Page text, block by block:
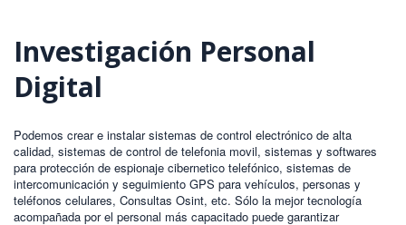
Investigación Personal
Digital
Podemos crear e instalar sistemas de control electrónico de alta
calidad, sistemas de control de telefonia movil, sistemas y softwares
para protección de espionaje cibernetico telefónico, sistemas de
intercomunicación y seguimiento GPS para vehículos, personas y
teléfonos celulares, Consultas Osint, etc. Sólo la mejor tecnología
acompañada por el personal más capacitado puede garantizar